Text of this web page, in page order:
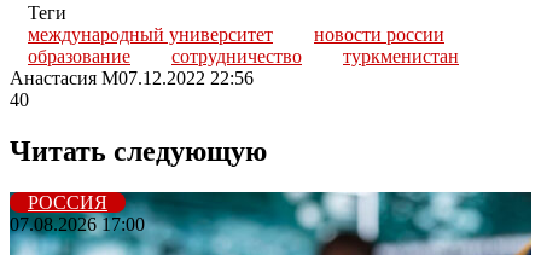
Теги
международный университет
новости россии
образование
сотрудничество
туркменистан
Анастасия М07.12.2022 22:56
40
Читать следующую
РОССИЯ
07.08.2026 17:00